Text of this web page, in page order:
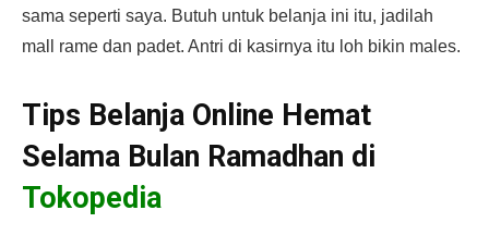
sama seperti saya. Butuh untuk belanja ini itu, jadilah
mall rame dan padet. Antri di kasirnya itu loh bikin males.
Tips Belanja Online Hemat
Selama Bulan Ramadhan di
Tokopedia